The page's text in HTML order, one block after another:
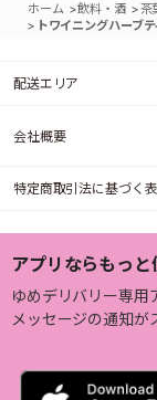
ホーム >飲料・酒 >茶
> トワイニングハーブ
配送エリア
会社概要
特定商取引法に基づく
アプリならもっと
ゆめデリバリー専用
メッセージの通知が